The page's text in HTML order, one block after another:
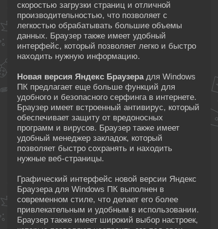
скоростью загрузки страниц и отличной
производительностью, что позволяет с
легкостью обрабатывать большие объемы
данных. Браузер также имеет удобный
интерфейс, который позволяет легко и быстро
находить нужную информацию.
Новая версия Яндекс Браузерадля Windows
ПК предлагает еще больше функций для
удобного и безопасного серфинга в интернете.
Браузер имеет встроенный антивирус, который
обеспечивает защиту от вредоносных
программ и вирусов. Браузер также имеет
удобный менеджер закладок, который
позволяет быстро сохранять и находить
нужные веб-страницы.
Графический интерфейс новой версии Яндекс
Браузера для Windows ПК выполнен в
современном стиле, что делает его более
привлекательным и удобным в использовании.
Браузер также имеет широкий выбор настроек,